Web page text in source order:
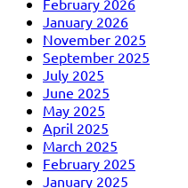
February 2026
January 2026
November 2025
September 2025
July 2025
June 2025
May 2025
April 2025
March 2025
February 2025
January 2025